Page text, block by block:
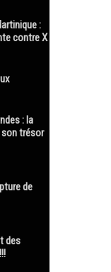
:
contre X
: la
trésor
de
des